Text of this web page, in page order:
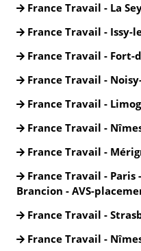
France Travail - La
France Travail - Issy-
France Travail - Fort-
France Travail -
France Travail -
France Travail -
France Travail -
France Travail -
Brancion - AVS-
France Travail -
France Travail -